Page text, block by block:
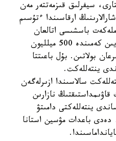
سيفرلىق قىزمەتتەر مەن
ارقاسىندا ءتۇسىم
باسشىسى اتالعان
كورسەتكىشتى 2025 -جىلعا دەيىن كەمىندە 500 ميلليون
بولاتىن. بۇل باعىتتا
ينتەللەكت.
سالاسىندا ازىرلەگەن
قاۋىمداستىقتىڭ نازارىن
ينتەللەكتى دامىتۋ
دەدى باعدات مۋسين استانا